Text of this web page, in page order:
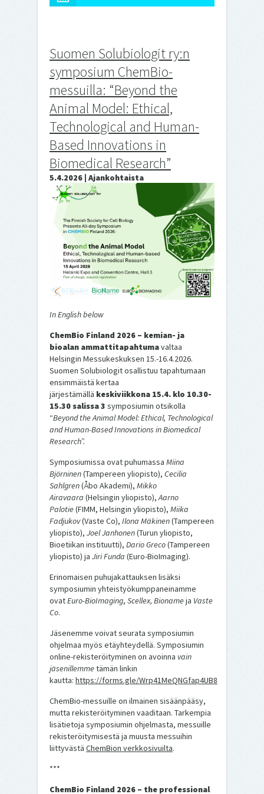
Suomen Solubiologit ry:n
symposium ChemBio-
messuilla: “Beyond the
Animal Model: Ethical,
Technological and Human-
Based Innovations in
Biomedical Research”
5.4.2026 | Ajankohtaista
In English below
ChemBio Finland 2026 – kemian- ja
bioalan ammattitapahtumavaltaa
Helsingin Messukeskuksen 15.-16.4.2026.
Suomen Solubiologit osallistuu tapahtumaan
ensimmäistä kertaa
järjestämällä keskiviikkona 15.4. klo 10.30-
15.30 salissa 3 symposiumin otsikolla
“Beyond the Animal Model: Ethical, Technological
and Human-Based Innovations in Biomedical
Research”.
Symposiumissa ovat puhumassa Miina
Björninen(Tampereen yliopisto), Cecilia
Sahlgren(Åbo Akademi), Mikko
Airavaara (Helsingin yliopisto),Aarno
Palotie(FIMM, Helsingin yliopisto), Miika
Fadjukov(Vaste Co), Ilona Mäkinen(Tampereen
yliopisto), Joel Janhonen(Turun yliopisto,
Bioetiikan instituutti), Dario Greco(Tampereen
yliopisto) ja Jiri Funda (Euro-BioImaging).
Erinomaisen puhujakattauksen lisäksi
symposiumin yhteistyökumppaneinamme
ovatEuro-BioImaging, Scellex, Bionameja Vaste
Co.
Jäsenemme voivat seurata symposiumin
ohjelmaa myös etäyhteydellä. Symposiumin
online-rekisteröityminen on avoinna vain
jäsenillemmetämän linkin
kautta: https://forms.gle/Wrp41MeQNGfap4UB8
ChemBio-messuille on ilmainen sisäänpääsy,
mutta rekisteröityminen vaaditaan. Tarkempia
lisätietoja symposiumin ohjelmasta, messuille
rekisteröitymisestä ja muusta messuihin
liittyvästä ChemBion verkkosivuilta.
***
ChemBio Finland 2026 – the professional